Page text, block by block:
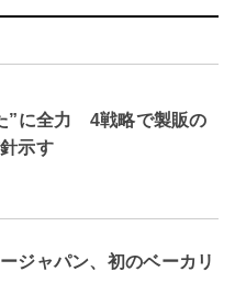
”に全力 4戦略で製販の
示す
ジャパン、初のベーカリ